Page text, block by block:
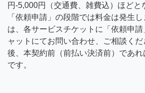
円-5,000円（交通費、雑費込）ほどと
「依頼申請」の段階では料金は発生
は、各サービスチケットに「依頼申
ャットにてお問い合わせ、ご相談く
後、本契約前（前払い決済前）であ
です。